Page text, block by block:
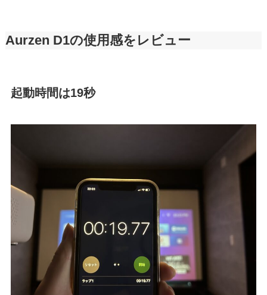
Aurzen D1の使用感をレビュー
起動時間は19秒